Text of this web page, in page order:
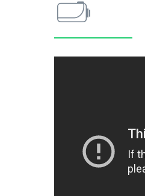
WORKING PAPERS
THEMATIC NOTES